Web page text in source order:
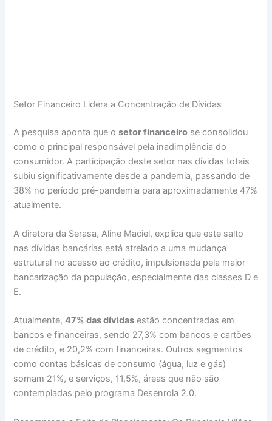
Setor Financeiro Lidera a Concentração de Dívidas
A pesquisa aponta que osetor financeiro se consolidou
como o principal responsável pela inadimplência do
consumidor. A participação deste setor nas dívidas totais
subiu significativamente desde a pandemia, passando de
38% no período pré-pandemia para aproximadamente 47%
atualmente.
A diretora da Serasa, Aline Maciel, explica que este salto
nas dívidas bancárias está atrelado a uma mudança
estrutural no acesso ao crédito, impulsionada pela maior
bancarização da população, especialmente das classes D e
E.
Atualmente,47% das dívidas estão concentradas em
bancos e financeiras, sendo 27,3% com bancos e cartões
de crédito, e 20,2% com financeiras. Outros segmentos
como contas básicas de consumo (água, luz e gás)
somam 21%, e serviços, 11,5%, áreas que não são
contempladas pelo programa Desenrola 2.0.